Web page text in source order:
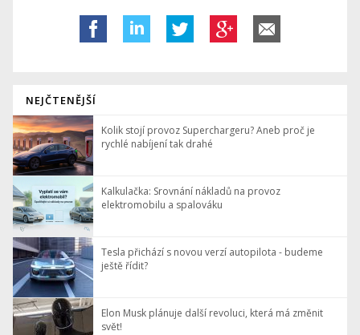
NEJČTENĚJŠÍ
Kolik stojí provoz Superchargeru? Aneb proč je
rychlé nabíjení tak drahé
Kalkulačka: Srovnání nákladů na provoz
elektromobilu a spalováku
Tesla přichází s novou verzí autopilota - budeme
ještě řídit?
Elon Musk plánuje další revoluci, která má změnit
svět!